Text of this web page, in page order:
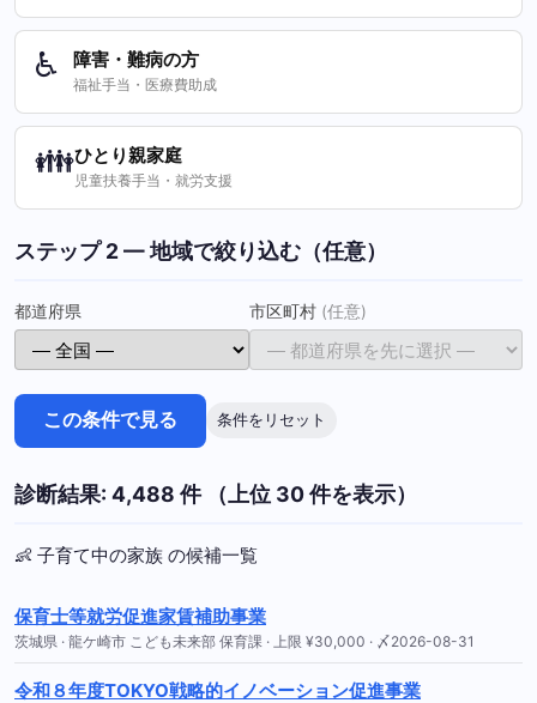
♿ 障害・難病の方
福祉手当・医療費助成
👪ひとり親家庭
児童扶養手当・就労支援
ステップ 2 — 地域で絞り込む（任意）
都道府県 市区町村 (任意)
この条件で見る 条件をリセット
診断結果: 4,488 件 （上位 30 件を表示）
👶 子育て中の家族 の候補一覧
保育士等就労促進家賃補助事業
茨城県 · 龍ケ崎市 こども未来部 保育課 · 上限 ¥30,000 · 〆2026-08-31
令和８年度TOKYO戦略的イノベーション促進事業